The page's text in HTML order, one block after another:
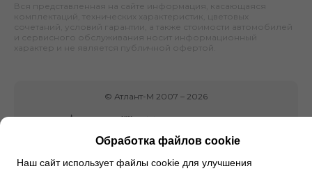
Вся представленная на сайте информация, касающаяся
комплектаций, технических характеристик, цветовых
сочетаний, условий гарантии, а также стоимости автомобилей
и сервисного обслуживания носит информационный
характер и не является публичной офертой.
© Атлант-М 2007 – 2026
Обработка файлов cookie
Наш сайт использует файлы cookie для улучшения